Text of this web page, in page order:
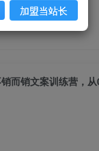
加盟当站长